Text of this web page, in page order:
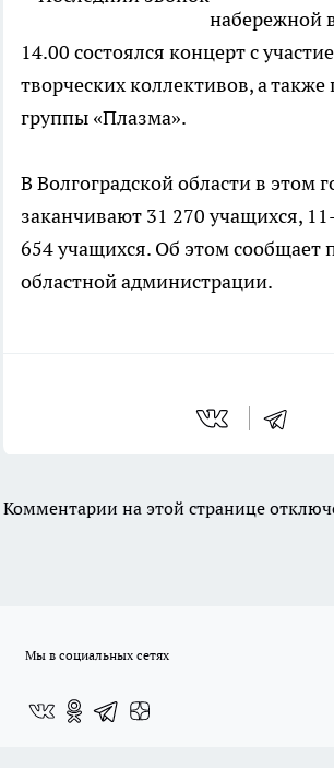
набережной
14.00 состоялся концерт с
творческих коллективов, а
группы «Плазма».
В Волгоградской области в этом
заканчивают 31 270 учащихся,
654 учащихся. Об этом сообщает
областной администрации.
Комментарии на этой странице
Мы в социальных сетях